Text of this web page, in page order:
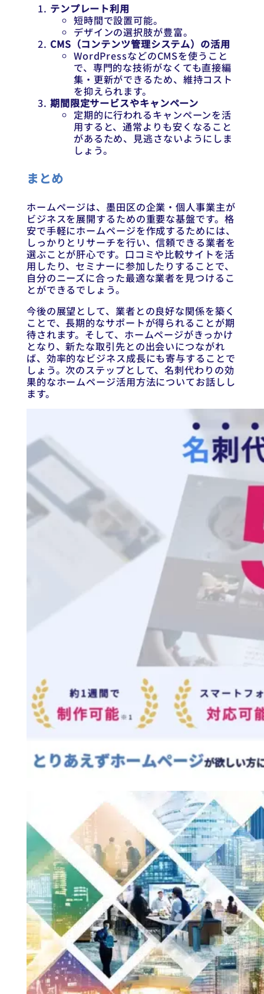
テンプレート利用
短時間で設置可能。
デザインの選択肢が豊富。
CMS（コンテンツ管理システム）の活用
WordPressなどのCMSを使うこと
で、専門的な技術がなくても直接編
集・更新ができるため、維持コスト
を抑えられます。
期間限定サービスやキャンペーン
定期的に行われるキャンペーンを活
用すると、通常よりも安くなること
があるため、見逃さないようにしま
しょう。
まとめ
ホームページは、墨田区の企業・個人事業主が
ビジネスを展開するための重要な基盤です。格
安で手軽にホームページを作成するためには、
しっかりとリサーチを行い、信頼できる業者を
選ぶことが肝心です。口コミや比較サイトを活
用したり、セミナーに参加したりすることで、
自分のニーズに合った最適な業者を見つけるこ
とができるでしょう。
今後の展望として、業者との良好な関係を築く
ことで、長期的なサポートが得られることが期
待されます。そして、ホームページがきっかけ
となり、新たな取引先との出会いにつながれ
ば、効率的なビジネス成長にも寄与することで
しょう。次のステップとして、名刺代わりの効
果的なホームページ活用方法についてお話しし
ます。